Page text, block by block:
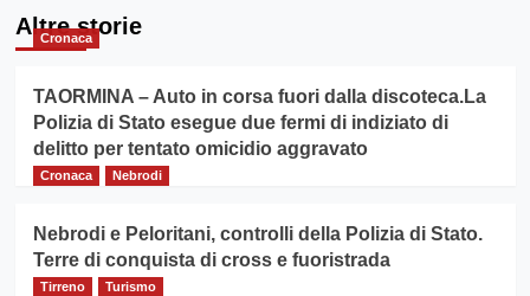
Altre storie
Cronaca
TAORMINA – Auto in corsa fuori dalla discoteca.La
Polizia di Stato esegue due fermi di indiziato di
delitto per tentato omicidio aggravato
Cronaca Nebrodi
Nebrodi e Peloritani, controlli della Polizia di Stato.
Terre di conquista di cross e fuoristrada
Tirreno Turismo